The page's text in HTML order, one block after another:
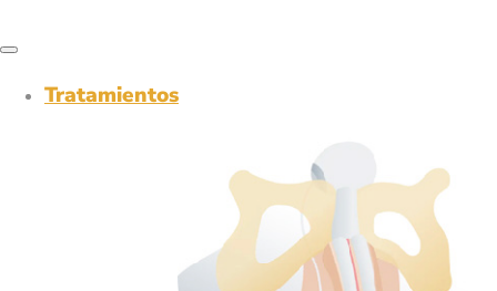
Tratamientos